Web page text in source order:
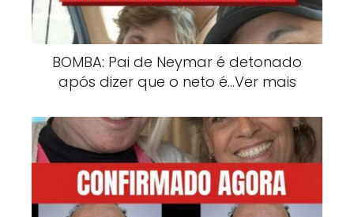
BOMBA: Pai de Neymar é detonado
após dizer que o neto é…Ver mais